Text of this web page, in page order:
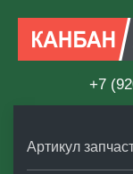
+7
Артикул